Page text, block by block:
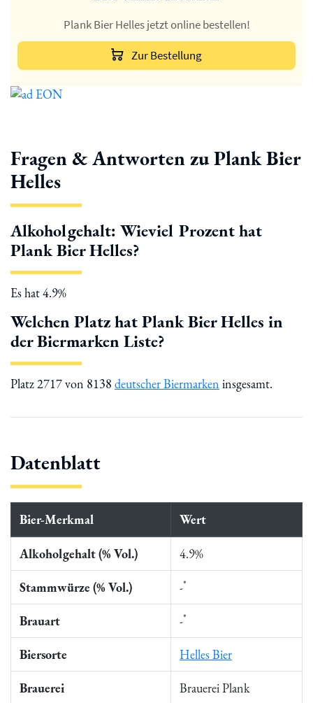
Plank Bier Helles jetzt online bestellen!
Zur Bestellung
Fragen & Antworten zu Plank Bier
Helles
Alkoholgehalt: Wieviel Prozent hat
Plank Bier Helles?
Es hat 4.9%
Welchen Platz hat Plank Bier Helles in
der Biermarken Liste?
Platz 2717 von 8138 deutscher Biermarken insgesamt.
Datenblatt
Bier-Merkmal Wert
Alkoholgehalt (% Vol.) 4.9%
Stammwürze (% Vol.) -*
Brauart -*
Biersorte Helles Bier
Brauerei Brauerei Plank